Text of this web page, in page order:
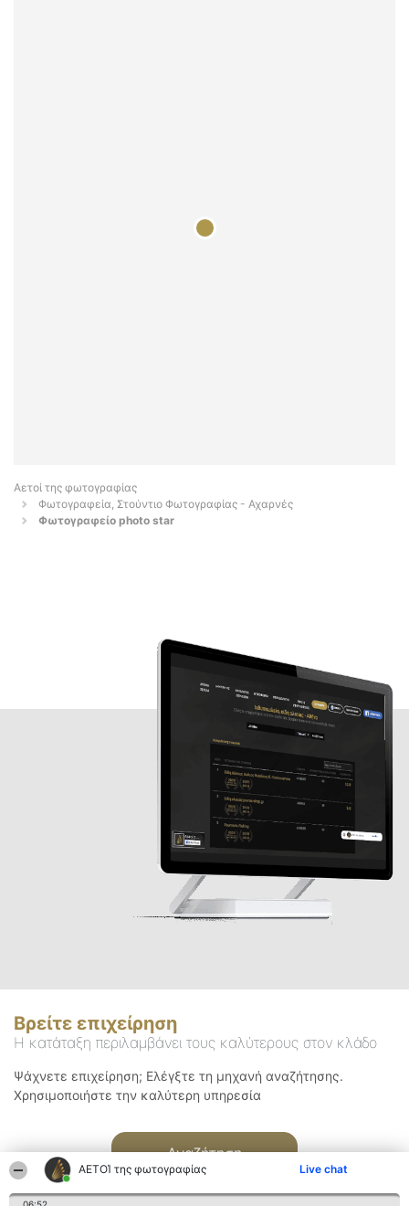
ΑΕΤΟΊ της φωτογραφίας Live chat
Αετοί της φωτογραφίας
Φωτογραφεία, Στούντιο Φωτογραφίας - Αχαρνές
Φωτογραφείο photo star
Βρείτε επιχείρηση
Η κατάταξη περιλαμβάνει τους καλύτερους στον κλάδο
Ψάχνετε επιχείρηση; Ελέγξτε τη μηχανή αναζήτησης.
Χρησιμοποιήστε την καλύτερη υπηρεσία
Αναζήτηση